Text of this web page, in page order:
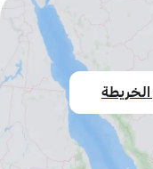
الخريطة